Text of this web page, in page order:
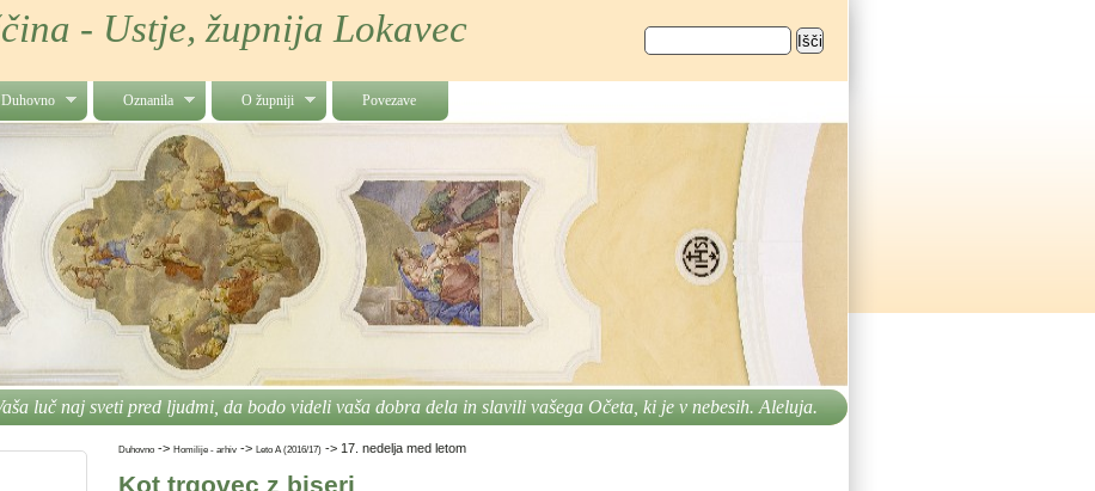
Iskalnik
Išči
- Ustje, župnija Lokavec
Duhovno Oznanila O župniji Povezave
luč naj sveti pred ljudmi, da bodo videli vaša dobra dela in slavili vašega Očeta, ki je v nebesih. Aleluja.
Duhovno ->Homilije - arhiv ->Leto A (2016/17) -> 17. nedelja med letom
Kot trgovec z biseri